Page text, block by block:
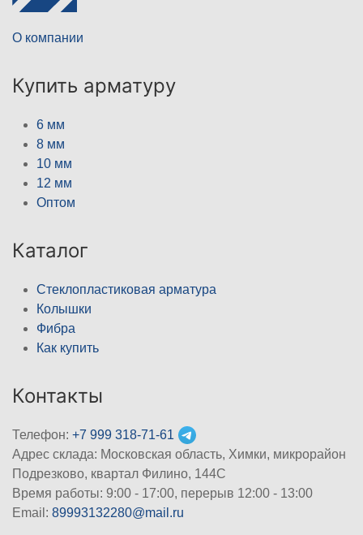
О компании
Купить арматуру
6 мм
8 мм
10 мм
12 мм
Оптом
Каталог
Стеклопластиковая арматура
Колышки
Фибра
Как купить
Контакты
Телефон: +7 999 318-71-61
Адрес склада: Московская область, Химки, микрорайон
Подрезково, квартал Филино, 144С
Время работы: 9:00 - 17:00, перерыв 12:00 - 13:00
Email: 89993132280@mail.ru